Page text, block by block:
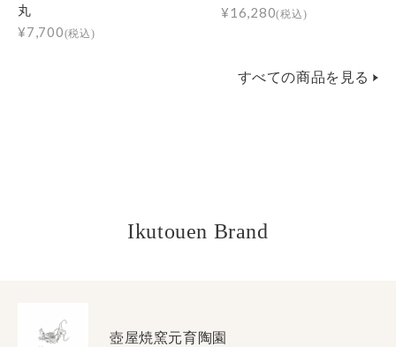
丸
¥7,700(税込)
¥16,280(税込)
すべての商品を見る
Ikutouen Brand
壺屋焼窯元育陶園